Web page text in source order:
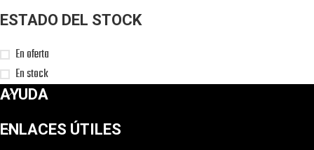
ESTADO DEL STOCK
En oferta
En stock
AYUDA
ENLACES ÚTILES